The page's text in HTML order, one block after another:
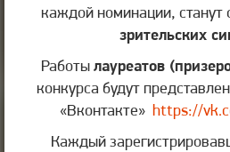
каждой номинации, станут
зрительских
Работылауреатов
конкурса будут
«Вконтакте» https://
Каждый